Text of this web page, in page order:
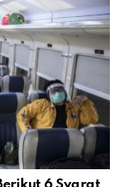
6 Syarat